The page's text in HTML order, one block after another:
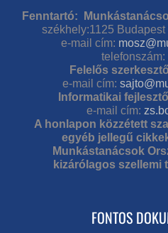
Fenntartó:
székhely:1125
e-mail cím:
telefonszám:
Felelős
e-mail cím:
Informatikai
e-mail cím:
A honlapon közzétett
egyéb jellegű
Munkástanácsok
kizárólagos szellemi
FONTOS